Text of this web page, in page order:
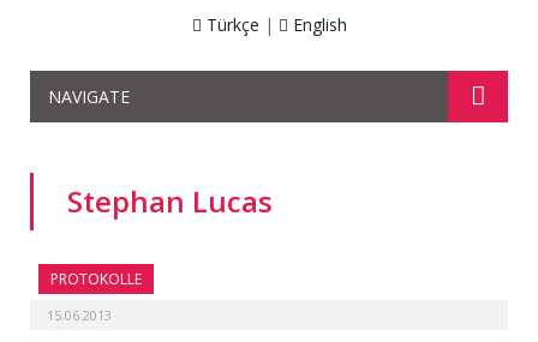
Türkçe | English
NAVIGATE
Stephan Lucas
PROTOKOLLE
15.06.2013